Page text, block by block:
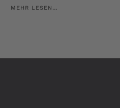
MEHR LESEN…